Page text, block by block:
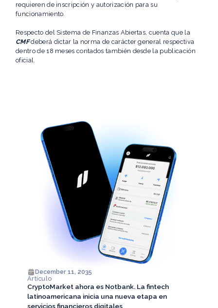
requieren de inscripción y autorización para su
funcionamiento.
Respecto del Sistema de Finanzas Abiertas, cuenta que la
CMFdeberá dictar la norma de carácter general respectiva
dentro de 18 meses contados también desde la publicación
oficial.
December 11, 2035
Artículo
CryptoMarket ahora es Notbank. La fintech
latinoamericana inicia una nueva etapa en
servicios financieros digitales